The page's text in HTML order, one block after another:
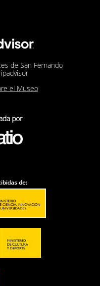
de San Fernando
el Museo
por
de: